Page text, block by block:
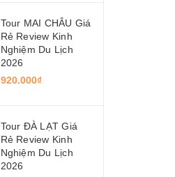
Tour MAI CHÂU Giá
Rẻ Review Kinh
Nghiệm Du Lịch
2026
920.000₫
Tour ĐÀ LẠT Giá
Rẻ Review Kinh
Nghiệm Du Lịch
2026